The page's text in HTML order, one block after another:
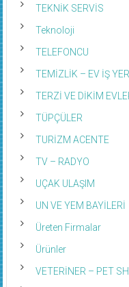
TEKNİK SERVİS
Teknoloji
TELEFONCU
TEMİZLİK – EV İŞ
TERZİ VE DİKİM
TÜPÇÜLER
TURİZM ACENTE
TV – RADYO
UÇAK ULAŞIM
UN VE YEM BAYİLERİ
Üreten Firmalar
Ürünler
VETERİNER – PET